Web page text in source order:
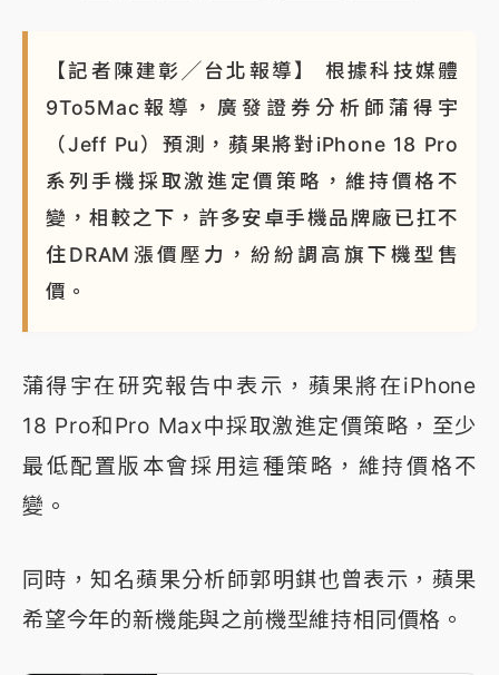
【記者陳建彰╱台北報導】 根據科技媒體
9To5Mac報導，廣發證券分析師蒲得宇
（Jeff Pu）預測，蘋果將對iPhone 18 Pro
系列手機採取激進定價策略，維持價格不
變，相較之下，許多安卓手機品牌廠已扛不
住DRAM漲價壓力，紛紛調高旗下機型售
價。
蒲得宇在研究報告中表示，蘋果將在iPhone
18 Pro和Pro Max中採取激進定價策略，至少
最低配置版本會採用這種策略，維持價格不
變。
同時，知名蘋果分析師郭明錤也曾表示，蘋果
希望今年的新機能與之前機型維持相同價格。